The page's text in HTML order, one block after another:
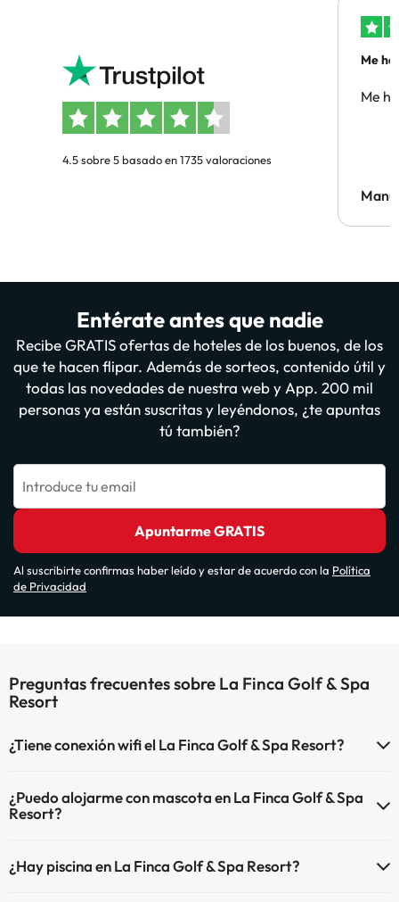
4.5 sobre 5 basado en 1735 valoraciones
Me
Me
Entérate antes que nadie
Recibe GRATIS ofertas de hoteles de los buenos, de los
que te hacen flipar. Además de sorteos, contenido útil y
todas las novedades de nuestra web y App. 200 mil
personas ya están suscritas y leyéndonos, ¿te apuntas
tú también?
Introduce tu email
Apuntarme GRATIS
Al suscribirte confirmas haber leído y estar de acuerdo con la Política
de Privacidad
Preguntas frecuentes sobre La Finca Golf & Spa
Resort
¿Tiene conexión wifi el La Finca Golf & Spa Resort?
¿Puedo alojarme con mascota en La Finca Golf & Spa
Resort?
¿Hay piscina en La Finca Golf & Spa Resort?